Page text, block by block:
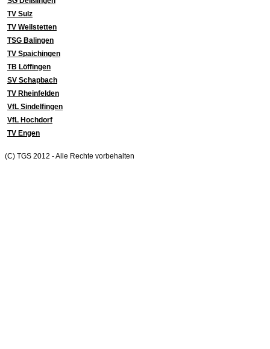
TV Sulz
TV Weilstetten
TSG Balingen
TV Spaichingen
TB Löffingen
SV Schapbach
TV Rheinfelden
VfL Sindelfingen
VfL Hochdorf
TV Engen
(C) TGS 2012 - Alle Rechte vorbehalten